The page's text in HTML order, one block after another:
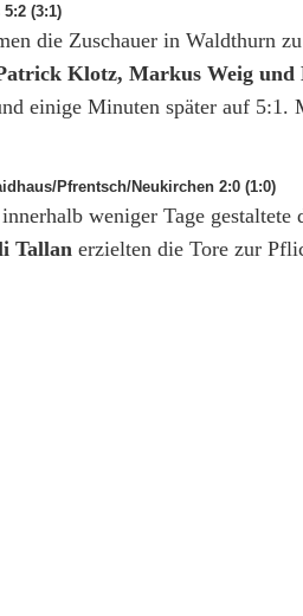
(3:1)
die Zuschauer in Waldthurn zu
Klotz, Markus Weig und
einige Minuten später auf 5:1.
Pfrentsch/Neukirchen 2:0 (1:0)
weniger Tage
Tallan erzielten die Tore zur